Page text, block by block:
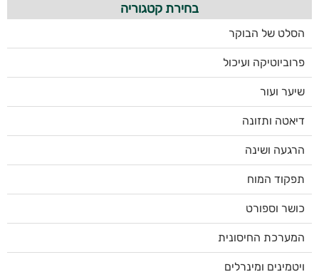
בחירת קטגוריה
הסלט של הבוקר
פרוביוטיקה ועיכול
שיער ועור
דיאטה ותזונה
הרגעה ושינה
תפקוד המוח
כושר וספורט
המערכת החיסונית
ויטמינים ומינרלים